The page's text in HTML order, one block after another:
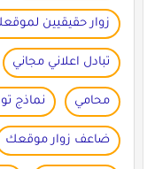
زوار حقيقيين
تبادل اعلاني مجاني
محامي نماذج
ضاعف زوار موقعك